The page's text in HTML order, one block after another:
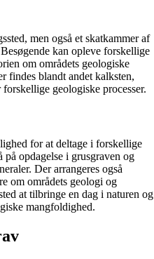
men også et skatkammer af
kan opleve forskellige
om områdets geologiske
findes blandt andet kalksten,
geologiske processer.
for at deltage i forskellige
opdagelse i grusgraven og
Der arrangeres også
om områdets geologi og
at tilbringe en dag i naturen og
mangfoldighed.